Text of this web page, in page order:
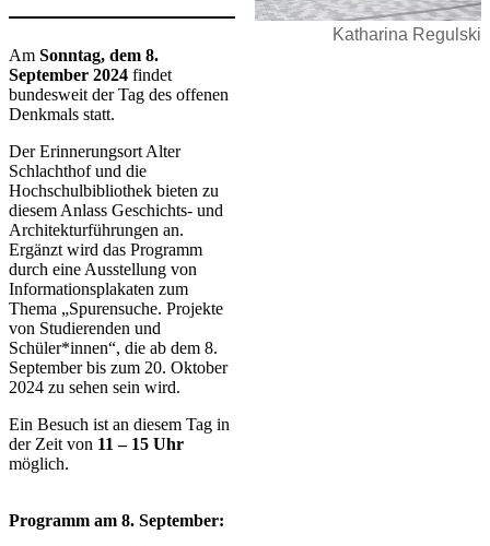
​Am Sonntag, dem 8.
September 2024 findet
bundesweit der Tag des offenen
Denkmals statt.
Der Erinnerungsort Alter
Schlachthof und die
Hochschulbibliothek bieten zu
diesem Anlass Geschichts- und
Architekturführungen an.
Ergänzt wird das Programm
durch eine Ausstellung von
Informationsplakaten zum
Thema „Spurensuche. Projekte
von Studierenden und
Schüler*innen“, die ab dem 8.
September bis zum 20. Oktober
2024 zu sehen sein wird.
Ein Besuch ist an diesem Tag in
der Zeit von 11 – 15 Uhr
möglich.
Programm am 8. September:
Katharina Regulski